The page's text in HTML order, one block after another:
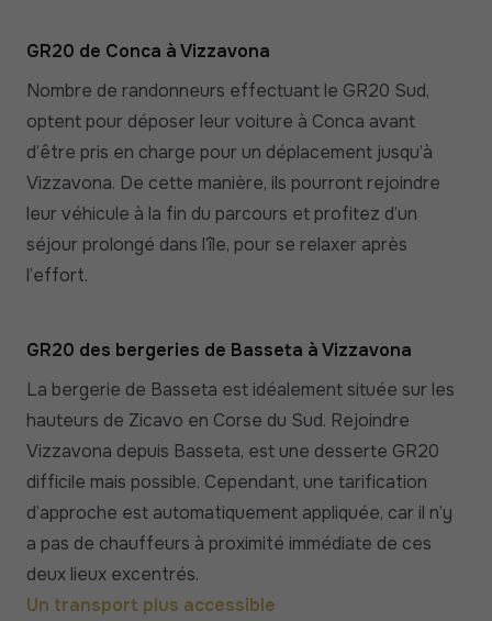
GR20 de Conca à Vizzavona
Nombre de randonneurs effectuant le GR20 Sud,
optent pour déposer leur voiture à Conca avant
d’être pris en charge pour un déplacement jusqu’à
Vizzavona. De cette manière, ils pourront rejoindre
leur véhicule à la fin du parcours et profitez d’un
séjour prolongé dans l’île, pour se relaxer après
l’effort.
GR20 des bergeries de Basseta à Vizzavona
La bergerie de Basseta est idéalement située sur les
hauteurs de Zicavo en Corse du Sud. Rejoindre
Vizzavona depuis Basseta, est une desserte GR20
difficile mais possible. Cependant, une tarification
d’approche est automatiquement appliquée, car il n’y
a pas de chauffeurs à proximité immédiate de ces
deux lieux excentrés.
Un transport plus accessible